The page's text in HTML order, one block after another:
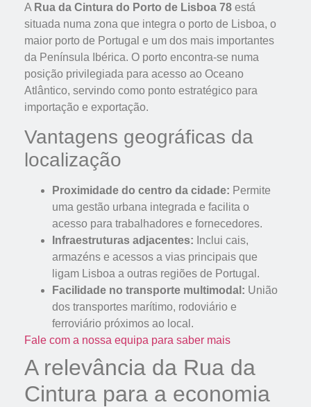
A Rua da Cintura do Porto de Lisboa 78 está
situada numa zona que integra o porto de Lisboa, o
maior porto de Portugal e um dos mais importantes
da Península Ibérica. O porto encontra-se numa
posição privilegiada para acesso ao Oceano
Atlântico, servindo como ponto estratégico para
importação e exportação.
Vantagens geográficas da
localização
Proximidade do centro da cidade: Permite
uma gestão urbana integrada e facilita o
acesso para trabalhadores e fornecedores.
Infraestruturas adjacentes: Inclui cais,
armazéns e acessos a vias principais que
ligam Lisboa a outras regiões de Portugal.
Facilidade no transporte multimodal: União
dos transportes marítimo, rodoviário e
ferroviário próximos ao local.
Fale com a nossa equipa para saber mais
A relevância da Rua da
Cintura para a economia